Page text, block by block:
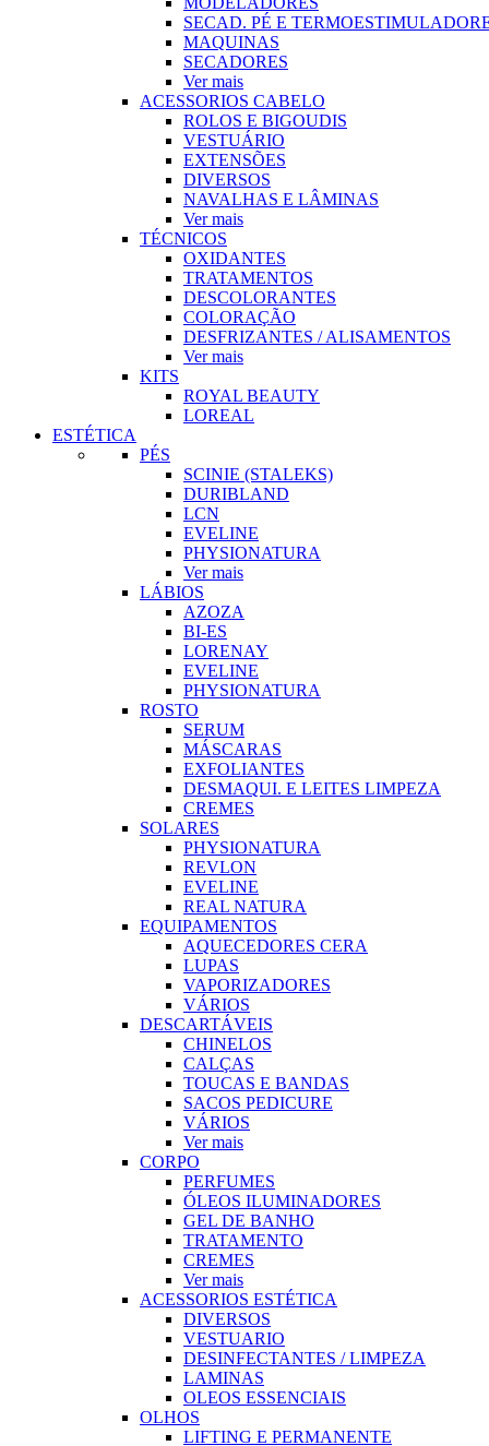
SECAD. PÉ E
MAQUINAS
SECADORES
Ver mais
ACESSORIOS CABELO
ROLOS E BIGOUDIS
VESTUÁRIO
EXTENSÕES
DIVERSOS
NAVALHAS E LÂMINAS
Ver mais
TÉCNICOS
OXIDANTES
TRATAMENTOS
DESCOLORANTES
COLORAÇÃO
DESFRIZANTES / ALISAMENTOS
Ver mais
KITS
ROYAL BEAUTY
LOREAL
ESTÉTICA
PÉS
SCINIE (STALEKS)
DURIBLAND
LCN
EVELINE
PHYSIONATURA
Ver mais
LÁBIOS
AZOZA
BI-ES
LORENAY
EVELINE
PHYSIONATURA
ROSTO
SERUM
MÁSCARAS
EXFOLIANTES
DESMAQUI. E LEITES LIMPEZA
CREMES
SOLARES
PHYSIONATURA
REVLON
EVELINE
REAL NATURA
EQUIPAMENTOS
AQUECEDORES CERA
LUPAS
VAPORIZADORES
VÁRIOS
DESCARTÁVEIS
CHINELOS
CALÇAS
TOUCAS E BANDAS
SACOS PEDICURE
VÁRIOS
Ver mais
CORPO
PERFUMES
ÓLEOS ILUMINADORES
GEL DE BANHO
TRATAMENTO
CREMES
Ver mais
ACESSORIOS ESTÉTICA
DIVERSOS
VESTUARIO
DESINFECTANTES / LIMPEZA
LAMINAS
OLEOS ESSENCIAIS
OLHOS
LIFTING E PERMANENTE